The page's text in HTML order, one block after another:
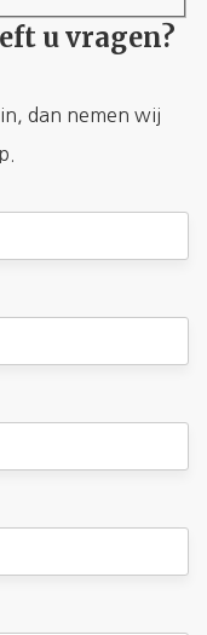
u vragen?
dan nemen wij